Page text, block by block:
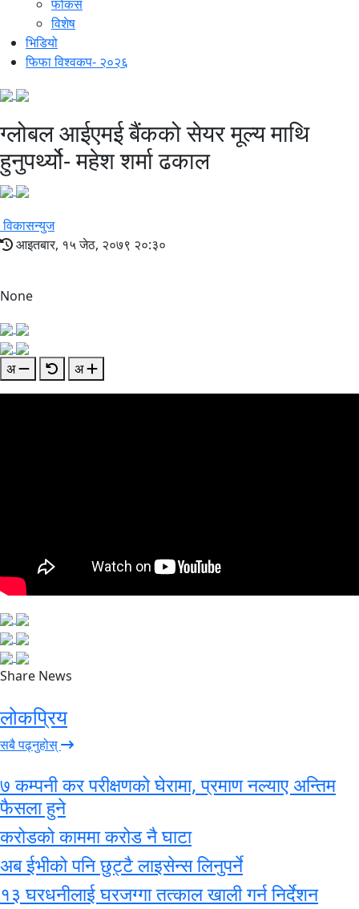
फोकस
विशेष
भिडियो
फिफा विश्वकप- २०२६
ग्लोबल आईएमई बैंकको सेयर मूल्य माथि
हुनुपर्थ्यो- महेश शर्मा ढकाल
विकासन्युज
आइतबार, १५ जेठ, २०७९ २०:३०
None
अ अ
Share News
लोकप्रिय
सबै पढ्नुहोस्
७ कम्पनी कर परीक्षणको घेरामा, प्रमाण नल्याए अन्तिम
फैसला हुने
करोडको काममा करोड नै घाटा
अब ईभीको पनि छुट्टै लाइसेन्स लिनुपर्ने
१३ घरधनीलाई घरजग्गा तत्काल खाली गर्न निर्देशन